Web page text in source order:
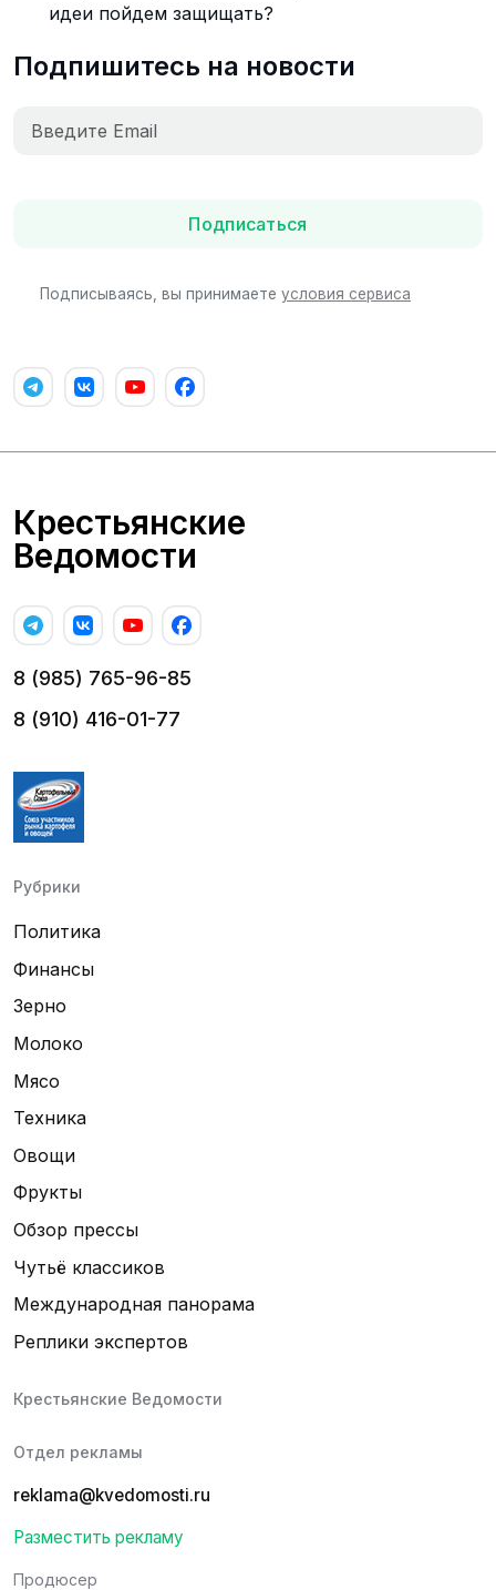
идеи пойдем защищать?
Подпишитесь на новости
Подписаться
Подписываясь, вы принимаете условия сервиса
Крестьянские
Ведомости
8 (985) 765-96-85
8 (910) 416-01-77
Рубрики
Политика
Финансы
Зерно
Молоко
Мясо
Техника
Овощи
Фрукты
Обзор прессы
Чутьё классиков
Международная панорама
Реплики экспертов
Крестьянские Ведомости
Отдел рекламы
reklama@kvedomosti.ru
Разместить рекламу
Продюсер